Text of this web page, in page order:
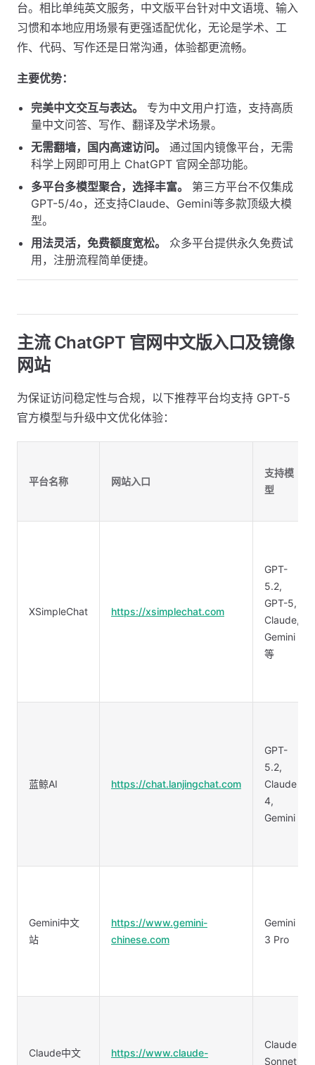
台。相比单纯英文服务，中文版平台针对中文语境、输入
习惯和本地应用场景有更强适配优化，无论是学术、工
作、代码、写作还是日常沟通，体验都更流畅。
主要优势：
完美中文交互与表达。
专为中文用户打造，支持高质
量中文问答、写作、翻译及学术场景。
无需翻墙，国内高速访问。
通过国内镜像平台，无需
科学上网即可用上 ChatGPT 官网全部功能。
多平台多模型聚合，选择丰富。
第三方平台不仅集成
GPT-5/4o，还支持Claude、Gemini等多款顶级大模
型。
用法灵活，免费额度宽松。
众多平台提供永久免费试
用，注册流程简单便捷。
主流 ChatGPT 官网中文版入口及镜像
网站
为保证访问稳定性与合规，以下推荐平台均支持 GPT-5
官方模型与升级中文优化体验：
平台名称 网站入口
支持模
型
XSimpleChat https://xsimplechat.com
GPT-
5.2,
GPT-5,
Claude,
Gemini
等
蓝鲸AI https://chat.lanjingchat.com
GPT-
5.2,
Claude
4,
Gemini
Gemini中文
站
https://www.gemini-
chinese.com
Gemini
3 Pro
Claude中文
https://www.claude-
Claude
Sonnet